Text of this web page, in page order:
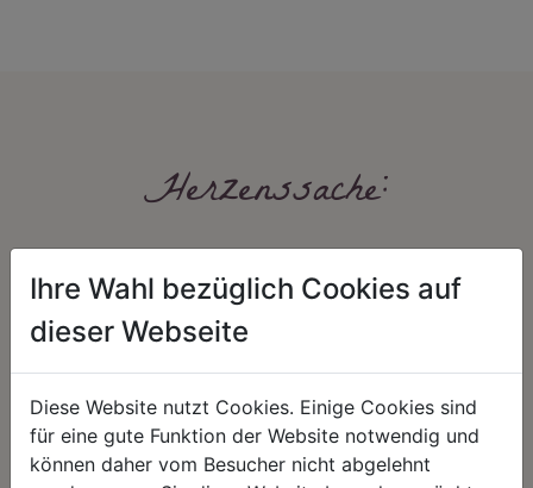
Herzenssache:
HARMONIE
Unser Sortiment steht für ein
positives Lebensgefühl. Wir
FAIRNESS
Nicht immer ist der günstigste Preis
auch ein guter Preis. Wir handeln
Ihre Wahl bezüglich Cookies auf
dieser Webseite
Diese Website nutzt Cookies. Einige Cookies sind
für eine gute Funktion der Website notwendig und
können daher vom Besucher nicht abgelehnt